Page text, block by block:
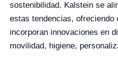
sostenibilidad. Kalstein se
estas tendencias, ofreciendo
incorporan innovaciones en
movilidad, higiene,